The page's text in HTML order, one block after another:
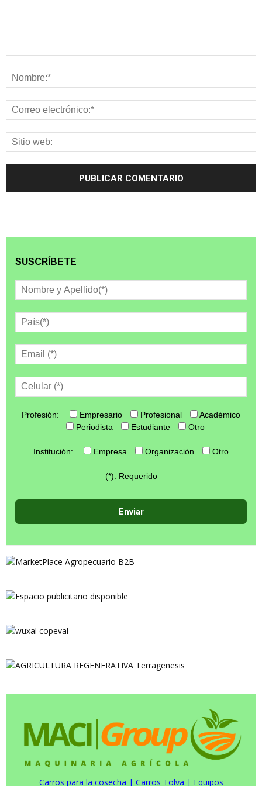
SUSCRÍBETE
Profesión: Empresario Profesional
Académico
Periodista
Estudiante Otro
Institución: Empresa Organización Otro
(*): Requerido
Carros para la cosecha | Carros Tolva | Equipos